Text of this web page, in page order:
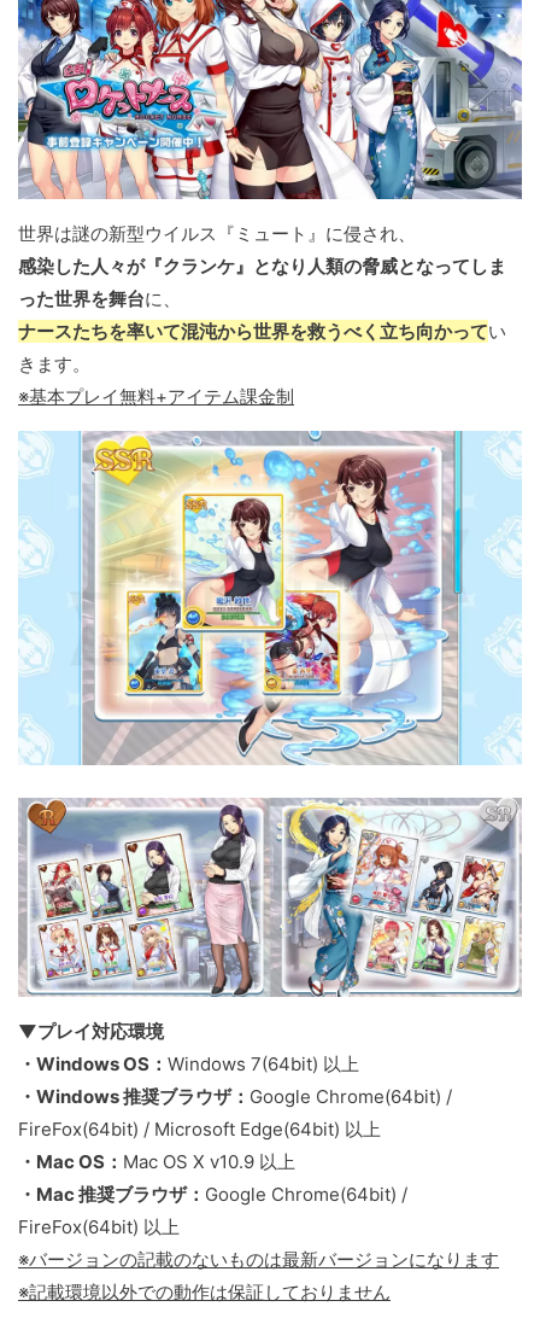
世界は謎の新型ウイルス『ミュート』に侵され、
感染した人々が『クランケ』となり人類の脅威となってしま
った世界を舞台に、
ナースたちを率いて混沌から世界を救うべく立ち向かってい
きます。
※基本プレイ無料+アイテム課金制
▼プレイ対応環境
・Windows OS： Windows 7(64bit) 以上
・Windows 推奨ブラウザ： Google Chrome(64bit) /
FireFox(64bit) / Microsoft Edge(64bit) 以上
・Mac OS： Mac OS X v10.9 以上
・Mac 推奨ブラウザ： Google Chrome(64bit) /
FireFox(64bit) 以上
※バージョンの記載のないものは最新バージョンになります
※記載環境以外での動作は保証しておりません